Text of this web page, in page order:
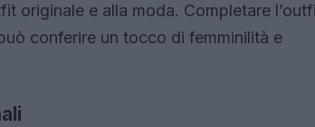
originale e alla moda. Completare
conferire un tocco di femminilità e